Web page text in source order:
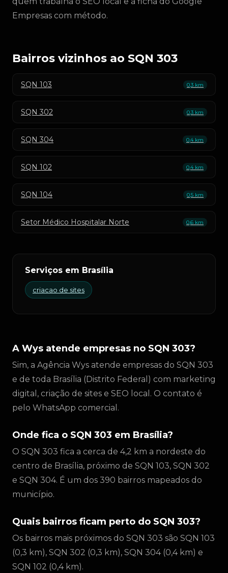
Empresas com método.
Bairros vizinhos ao SQN 303
SQN 103 0,3 km
SQN 302 0,3 km
SQN 304 0,4 km
SQN 102 0,4 km
SQN 104 0,5 km
Setor Médico Hospitalar Norte 0,6 km
Serviços em Brasília
criacao de sites
A Wys atende empresas no SQN 303?
Sim, a Agência Wys atende empresas do SQN 303
e de toda Brasília (Distrito Federal) com marketing
digital, criação de sites e SEO local. O contato é
pelo WhatsApp comercial.
Onde fica o SQN 303 em Brasília?
O SQN 303 fica a cerca de 4,2 km a nordeste do
centro de Brasília, próximo de SQN 103, SQN 302
e SQN 304. É um dos 390 bairros mapeados do
município.
Quais bairros ficam perto do SQN 303?
Os bairros mais próximos do SQN 303 são SQN 103
(0,3 km), SQN 302 (0,3 km), SQN 304 (0,4 km) e
SQN 102 (0,4 km).